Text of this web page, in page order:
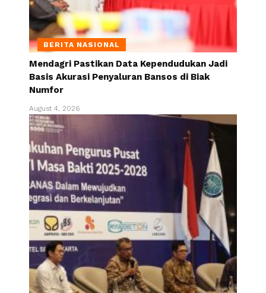
BERITA NASIONAL
Mendagri Pastikan Data Kependudukan Jadi
Basis Akurasi Penyaluran Bansos di Biak
Numfor
August 4, 2026